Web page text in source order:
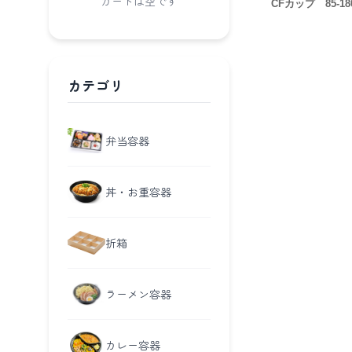
CFカップ 85-
カテゴリ
弁当容器
丼・お重容器
折箱
ラーメン容器
カレー容器